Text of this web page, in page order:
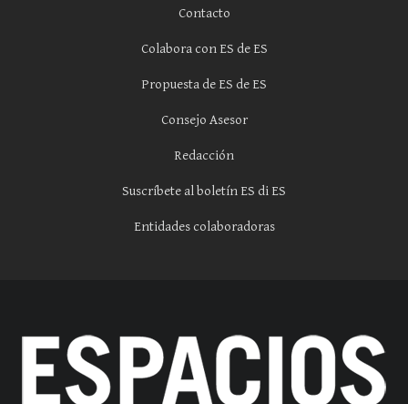
Contacto
Colabora con ES de ES
Propuesta de ES de ES
Consejo Asesor
Redacción
Suscríbete al boletín ES di ES
Entidades colaboradoras